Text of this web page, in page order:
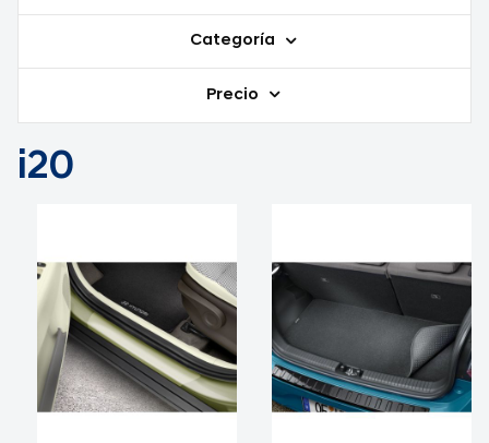
Categoría
Precio
i20